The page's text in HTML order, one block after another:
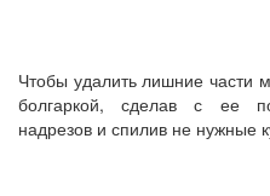
Чтобы удалить лишние части
болгаркой, сделав с ее
надрезов и спилив не нужные